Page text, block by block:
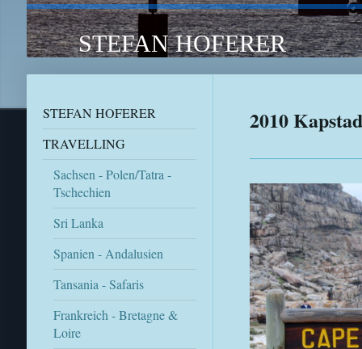
STEFAN HOFERER
STEFAN HOFERER
TRAVELLING
Sachsen - Polen/Tatra -
Tschechien
Sri Lanka
Spanien - Andalusien
Tansania - Safaris
Frankreich - Bretagne &
Loire
2010